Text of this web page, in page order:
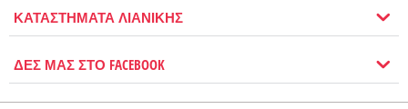
ΚΑΤΑΣΤΗΜΑΤΑ ΛΙΑΝΙΚΗΣ
ΔΕΣ ΜΑΣ ΣΤΟ FACEBOOK